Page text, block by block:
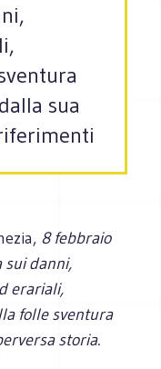
sua
8 febbraio
sui danni,
erariali,
folle sventura
storia.